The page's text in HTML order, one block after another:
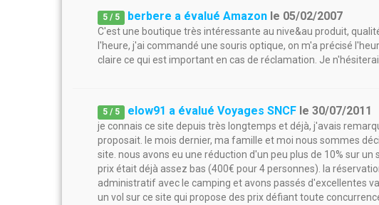
5 / 5 berbere a évalué Amazon le 05/02/2007
C'est une boutique très intéressante au nive&au produit,
l'heure, j'ai commandé une souris optique, on m'a précisé
claire ce qui est important en cas de réclamation. Je
5 / 5 elow91 a évalué Voyages SNCF le30/07/2011
je connais ce site depuis très longtemps et déjà, j'avais
proposait. le mois dernier, ma famille et moi nous sommes
site. nous avons eu une réduction d'un peu plus de 10% sur
prix était déjà assez bas (400€ pour 4 personnes). la
administratif avec le camping et avons passés d'excellentes
un vol sur ce site qui propose des prix défiant toute